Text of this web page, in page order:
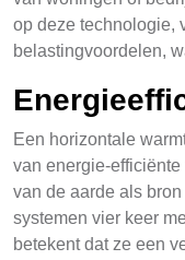
op deze technologie,
belastingvoordelen,
Een horizontale
van energie-
van de aarde als
systemen vier keer
betekent dat ze een